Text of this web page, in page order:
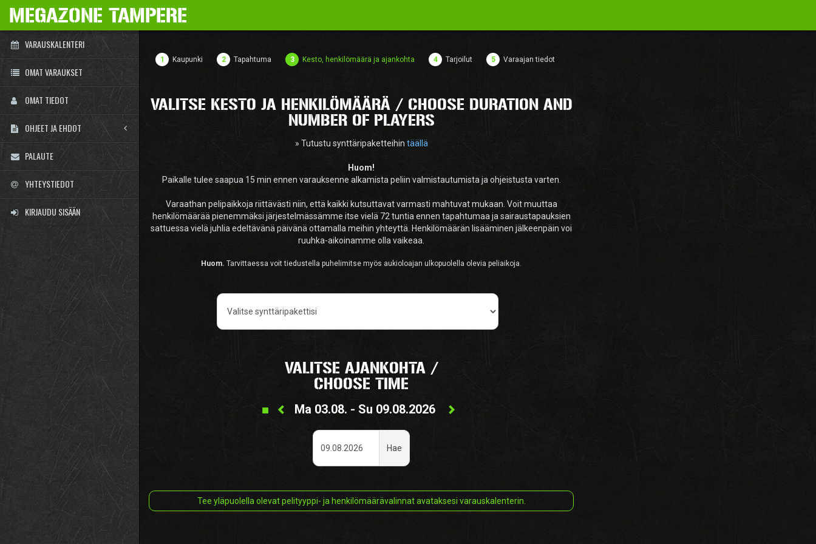
MEGAZONE TAMPERE
VARAUSKALENTERI
OMAT VARAUKSET
OMAT TIEDOT
OHJEET JA EHDOT
PALAUTE
YHTEYSTIEDOT
KIRJAUDU SISÄÄN
1 Kaupunki 2 Tapahtuma 3 Kesto, henkilömäärä ja ajankohta 4 Tarjoilut 5 Varaajan tiedot
VALITSE KESTO JA HENKILÖMÄÄRÄ / CHOOSE DURATION AND
NUMBER OF PLAYERS
» Tutustu synttäripaketteihin täällä
Huom!
Paikalle tulee saapua 15 min ennen varauksenne alkamista peliin valmistautumista ja ohjeistusta varten.
Varaathan pelipaikkoja riittävästi niin, että kaikki kutsuttavat varmasti mahtuvat mukaan. Voit muuttaa
henkilömäärää pienemmäksi järjestelmässämme itse vielä 72 tuntia ennen tapahtumaa ja sairaustapauksien
sattuessa vielä juhlia edeltävänä päivänä ottamalla meihin yhteyttä. Henkilömäärän lisääminen jälkeenpäin voi
ruuhka-aikoinamme olla vaikeaa.
Huom. Tarvittaessa voit tiedustella puhelimitse myös aukioloajan ulkopuolella olevia peliaikoja.
Pelityyppi
VALITSE AJANKOHTA /
CHOOSE TIME
Ma 03.08. - Su 09.08.2026
P
Pvm
Custom
Hae
Tee yläpuolella olevat pelityyppi- ja henkilömäärävalinnat avataksesi varauskalenterin.